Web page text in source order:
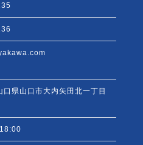
口県山口市大内矢田北一丁目